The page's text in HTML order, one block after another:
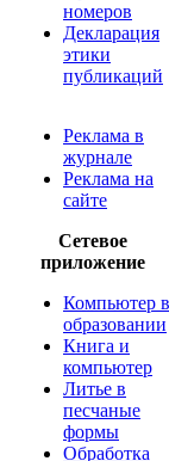
номеров
Декларация
этики
публикаций
Реклама в
журнале
Реклама на
сайте
Сетевое
приложение
Компьютер в
образовании
Книга и
компьютер
Литье в
песчаные
формы
Обработка